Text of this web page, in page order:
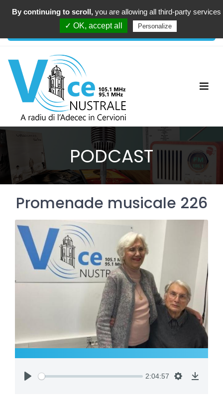
00:00
PODCAST
Promenade musicale 226
2:04:57
By continuing to scroll, you are allowing all third-party services
✓ OK, accept all
Personalize